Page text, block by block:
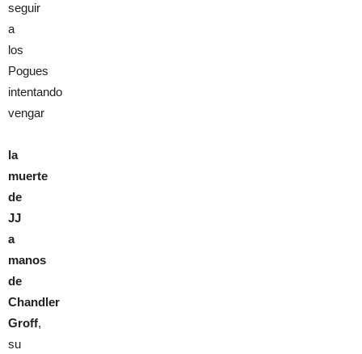
seguir
a
los
Pogues
intentando
vengar
la
muerte
de
JJ
a
manos
de
Chandler
Groff,
su